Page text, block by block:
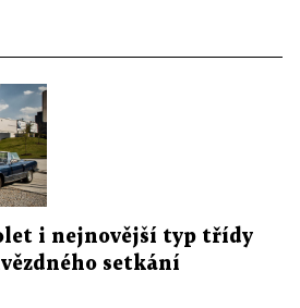
i nejnovější typ třídy
setkání